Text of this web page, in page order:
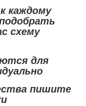
каждому
схему
для
пишите